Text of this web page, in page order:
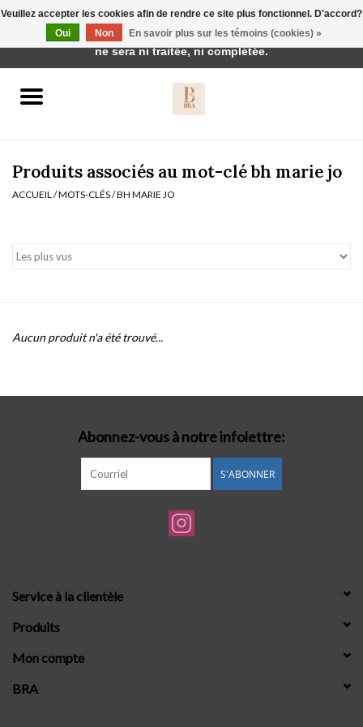
Réduction
Produits associés au mot-clé bh marie jo
ACCUEIL /MOTS-CLÉS/BH MARIE JO
Aucun produit n'a été trouvé...
Abonnez-vous à notre infolettre:
S'ABONNER
Service à la clientèle
Produits
Mon compte
BRA
Veuillez accepter les cookies afin de rendre ce site plus fonctionnel. D'accord?
Oui
Non En savoir plus sur les témoins (cookies) »
Cette boutique est en construction. Toute commande passée
ne sera ni traitée, ni complétée.